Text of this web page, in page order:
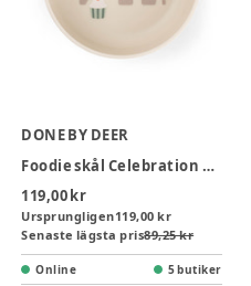
DONE BY DEER
Foodie skål Celebration Sand
119,00 kr
Ursprungligen119,00 kr
Senaste lägsta pris89,25 kr
Online 5 butiker